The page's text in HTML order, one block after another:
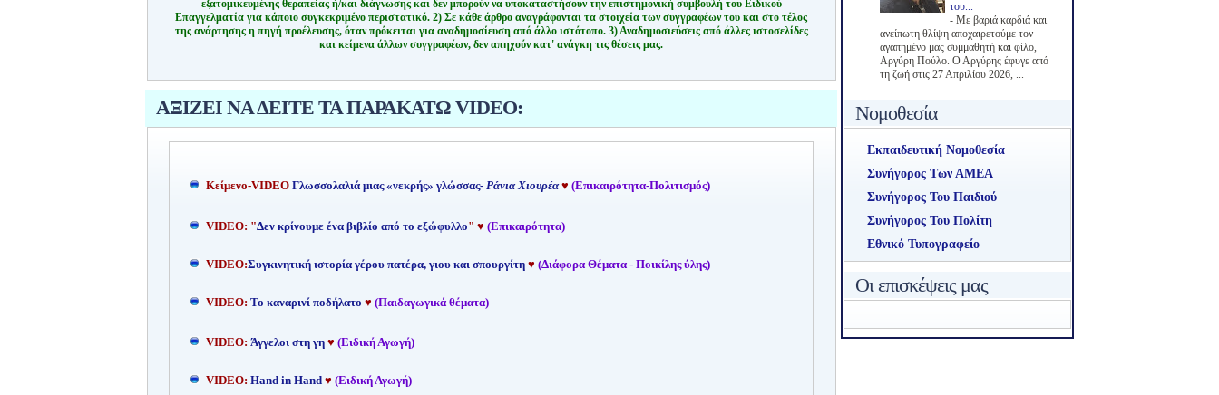
εξατομικευμένης θεραπείας ή/και διάγνωσης και δεν μπορούν να υποκαταστήσουν την επιστημονική συμβουλή του Ειδικού
Επαγγελματία για κάποιο συγκεκριμένο περιστατικό. 2) Σε κάθε άρθρο αναγράφονται τα στοιχεία των συγγραφέων του και στο τέλος
της ανάρτησης η πηγή προέλευσης, όταν πρόκειται για αναδημοσίευση από άλλο ιστότοπο. 3) Αναδημοσιεύσεις από άλλες ιστοσελίδες
και κείμενα άλλων συγγραφέων, δεν απηχούν κατ' ανάγκη τις θέσεις μας.
ΑΞΙΖΕΙ ΝΑ ΔΕΙΤΕ ΤΑ ΠΑΡΑΚΑΤΩ VIDEO:
Kείμενο-VIDEO Γλωσσολαλιά μιας «νεκρής» γλώσσας- Ράνια Χιουρέα ♥ (Επικαιρότητα-Πολιτισμός)
VIDEO: "Δεν κρίνουμε ένα βιβλίο από το εξώφυλλο" ♥ (Επικαιρότητα)
VIDEO:Συγκινητική ιστορία γέρου πατέρα, γιου και σπουργίτη ♥ (Διάφορα Θέματα - Ποικίλης ύλης)
VIDEO: Το καναρινί ποδήλατο ♥ (Παιδαγωγικά θέματα)
VIDEO: Άγγελοι στη γη ♥ (Ειδική Αγωγή)
VIDEO: Hand in Hand♥ (Ειδική Αγωγή)
του...
- Με βαριά καρδιά και
ανείπωτη θλίψη αποχαιρετούμε τον
αγαπημένο μας συμμαθητή και φίλο,
Αργύρη Πούλο. Ο Αργύρης έφυγε από
τη ζωή στις 27 Απριλίου 2026, ...
Νομοθεσία
Εκπαιδευτική Νομοθεσία
Συνήγορος Των ΑΜΕΑ
Συνήγορος Του Παιδιού
Συνήγορος Του Πολίτη
Εθνικό Τυπογραφείο
Οι επισκέψεις μας